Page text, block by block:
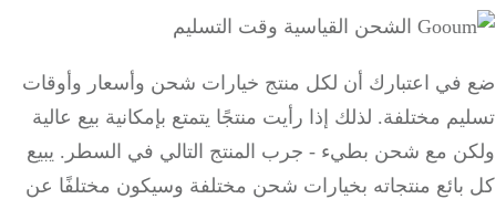
اعتبارك أن لكل منتج خيارات شحن وأسعار وأوقات
مختلفة.لذلك إذا رأيت منتجًا يتمتع بإمكانية بيع عالية
مع شحن بطيء - جرب المنتج التالي في السطر.يبيع
منتجاته بخيارات شحن مختلفة وسيكون مختلفًا عن